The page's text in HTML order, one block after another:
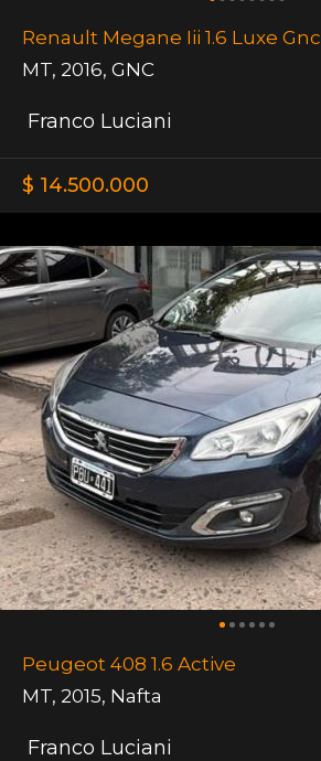
Renault Megane Iii 1.6 Luxe Gnc
MT, 2016, GNC
Franco Luciani
$ 14.500.000
Peugeot 408 1.6 Active
MT, 2015, Nafta
Franco Luciani